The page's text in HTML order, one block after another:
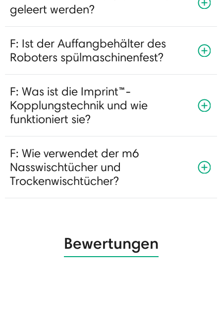
geleert werden?
F: Ist der Auffangbehälter des
Roboters spülmaschinenfest?
F: Was ist die Imprint™-
Kopplungstechnik und wie
funktioniert sie?
F: Wie verwendet der m6
Nasswischtücher und
Trockenwischtücher?
Bewertungen